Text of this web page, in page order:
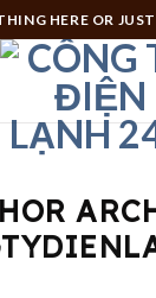
HERE OR